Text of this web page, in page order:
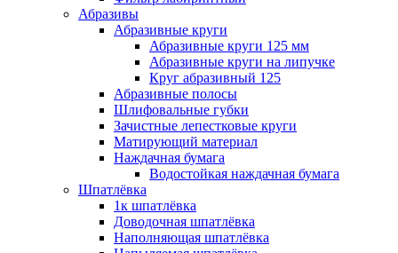
Абразивы
Абразивные круги
Абразивные круги 125 мм
Абразивные круги на липучке
Круг абразивный 125
Абразивные полосы
Шлифовальные губки
Зачистные лепестковые круги
Матирующий материал
Наждачная бумага
Водостойкая наждачная бумага
Шпатлёвка
1к шпатлёвка
Доводочная шпатлёвка
Наполняющая шпатлёвка